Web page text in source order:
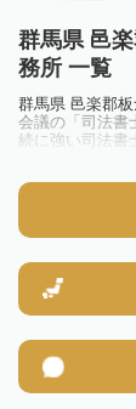
群馬県 邑
務所 一覧
群馬県 邑楽郡
会議の「司法書
続に強い司法書
やお悩みを抱